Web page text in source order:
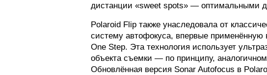
дистанции «sweet spots» — оптимальными
Polaroid Flip также унаследовала от
систему автофокуса, впервые применённую
One Step. Эта технология использует
объекта съемки — по принципу,
Обновлённая версия Sonar Autofocus в